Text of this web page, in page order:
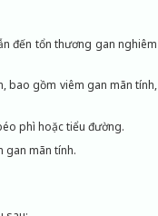
đến tổn thương gan nghiêm
bao gồm viêm gan mãn tính,
phì hoặc tiểu đường.
gan mãn tính.